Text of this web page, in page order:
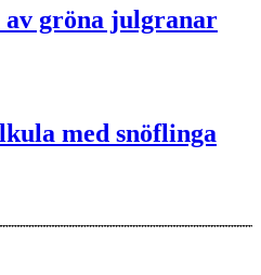
gröna julgranar
med snöflinga